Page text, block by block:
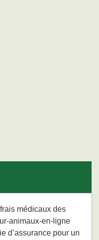
médicaux des
animaux-en-ligne
d’assurance pour un